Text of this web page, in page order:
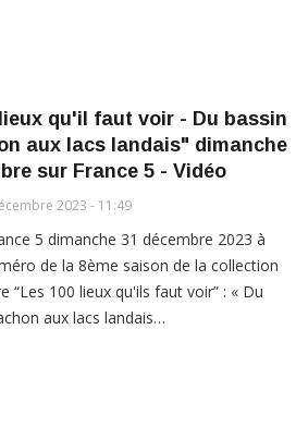
qu'il faut voir - Du bassin
aux lacs landais" dimanche
sur France 5 - Vidéo
2023 - 11:49
5 dimanche 31 décembre 2023 à
de la 8ème saison de la collection
“Les 100 lieux qu'ils faut voir” : « Du
aux lacs landais…